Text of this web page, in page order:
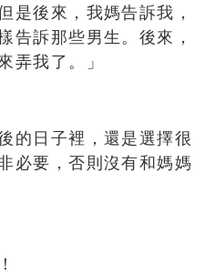
是後來，我媽告訴我，
告訴那些男生。後來，
弄我了。」
的日子裡，還是選擇很
必要，否則沒有和媽媽